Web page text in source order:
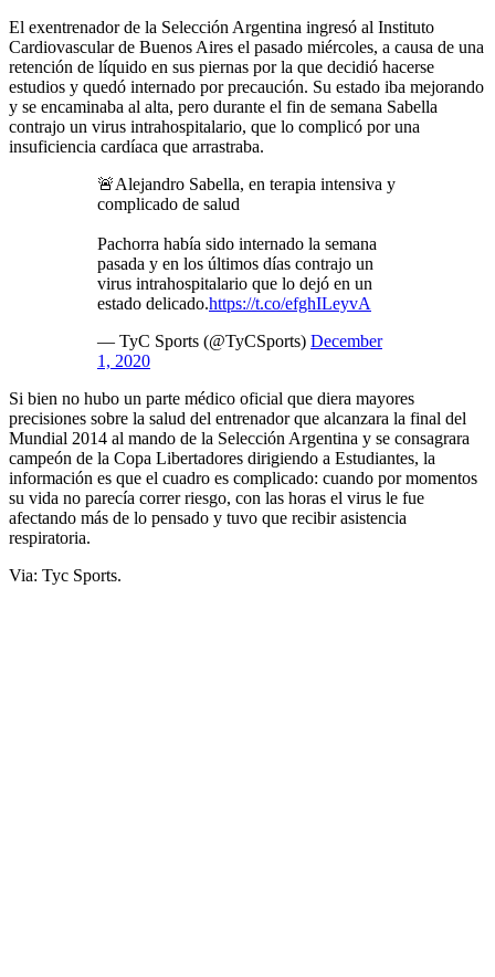
El exentrenador de la Selección Argentina ingresó al Instituto
Cardiovascular de Buenos Aires el pasado miércoles, a causa de una
retención de líquido en sus piernas por la que decidió hacerse
estudios y quedó internado por precaución. Su estado iba mejorando
y se encaminaba al alta, pero durante el fin de semana Sabella
contrajo un virus intrahospitalario, que lo complicó por una
insuficiencia cardíaca que arrastraba.
🚨Alejandro Sabella, en terapia intensiva y
complicado de salud
Pachorra había sido internado la semana
pasada y en los últimos días contrajo un
virus intrahospitalario que lo dejó en un
estado delicado.https://t.co/efghILeyvA
— TyC Sports (@TyCSports) December
1, 2020
Si bien no hubo un parte médico oficial que diera mayores
precisiones sobre la salud del entrenador que alcanzara la final del
Mundial 2014 al mando de la Selección Argentina y se consagrara
campeón de la Copa Libertadores dirigiendo a Estudiantes, la
información es que el cuadro es complicado: cuando por momentos
su vida no parecía correr riesgo, con las horas el virus le fue
afectando más de lo pensado y tuvo que recibir asistencia
respiratoria.
Via: Tyc Sports.